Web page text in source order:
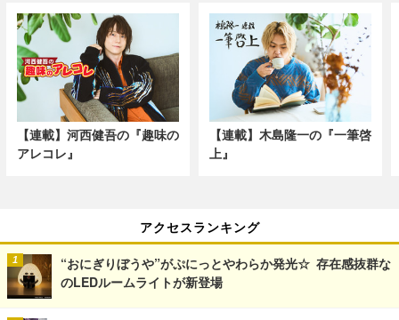
【連載】河西健吾の『趣味の
アレコレ』
【連載】木島隆一の『一筆啓
上』
アクセスランキング
“おにぎりぼうや”がぷにっとやわらか発光☆ 存在感抜群な
のLEDルームライトが新登場